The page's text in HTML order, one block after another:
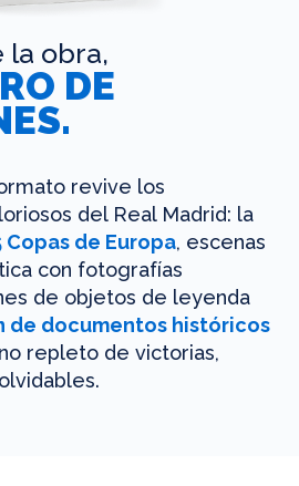
la obra,
DE
revive los
del Real Madrid: la
Copas de Europa, escenas
con fotografías
de objetos de leyenda
de documentos históricos
repleto de victorias,